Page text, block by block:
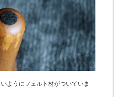
ようにフェルト材がついていま